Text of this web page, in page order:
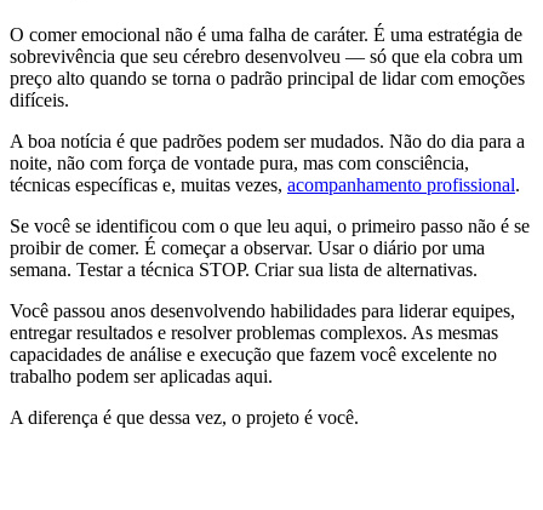
O comer emocional não é uma falha de caráter. É uma estratégia de
sobrevivência que seu cérebro desenvolveu — só que ela cobra um
preço alto quando se torna o padrão principal de lidar com emoções
difíceis.
A boa notícia é que padrões podem ser mudados. Não do dia para a
noite, não com força de vontade pura, mas com consciência,
técnicas específicas e, muitas vezes, acompanhamento profissional.
Se você se identificou com o que leu aqui, o primeiro passo não é se
proibir de comer. É começar a observar. Usar o diário por uma
semana. Testar a técnica STOP. Criar sua lista de alternativas.
Você passou anos desenvolvendo habilidades para liderar equipes,
entregar resultados e resolver problemas complexos. As mesmas
capacidades de análise e execução que fazem você excelente no
trabalho podem ser aplicadas aqui.
A diferença é que dessa vez, o projeto é você.